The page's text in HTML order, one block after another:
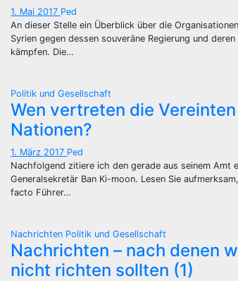
1. Mai 2017 Ped
An dieser Stelle ein Überblick über die
Syrien gegen dessen souveräne Regierung und
kämpfen. Die…
Politik und Gesellschaft
Wen vertreten die Vereinten
Nationen?
1. März 2017 Ped
Nachfolgend zitiere ich den gerade aus seinem Amt
Generalsekretär Ban Ki-moon. Lesen Sie
facto Führer…
Nachrichten Politik und Gesellschaft
Nachrichten – nach denen
nicht richten sollten (1)